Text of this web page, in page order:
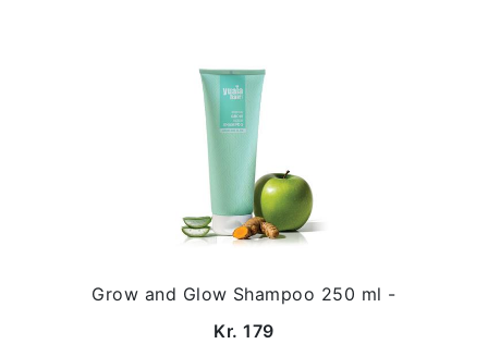
Grow and Glow Shampoo 250 ml -
Kr. 179